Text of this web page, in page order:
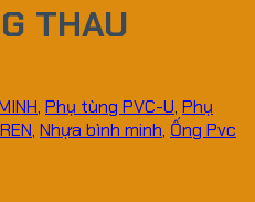
THAU
, Phụ tùng PVC-U, Phụ
, Nhựa bình minh, Ống Pvc